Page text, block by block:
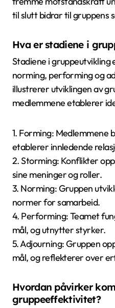
til slutt bidrar til gruppens
Hva er stadiene i
Stadiene i
norming, performing og
illustrerer utviklingen av
medlemmene etablerer
1. Forming: Medlemmene
etablerer innledende
2. Storming: Konflikter
sine meninger og roller.
3. Norming: Gruppen
normer for samarbeid.
4. Performing: Teamet
mål, og utnytter styrker.
5. Adjourning: Gruppen
mål, og reflekterer over
Hvordan påvirker
gruppeeffektivitet?